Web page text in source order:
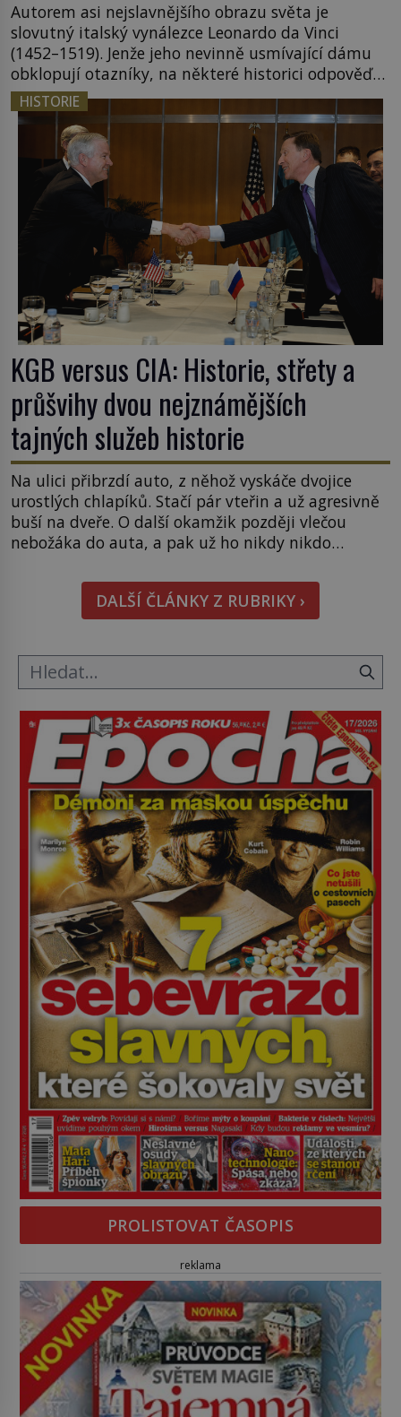
Autorem asi nejslavnějšího obrazu světa je
slovutný italský vynálezce Leonardo da Vinci
(1452–1519). Jenže jeho nevinně usmívající dámu
obklopují otazníky, na některé historici odpověď
objeví, jiné zůstanou nezodpovězené. Kam si ji
pověsil Napoleon? Samotný císař Napoleon
Bonaparte (1769–1821) má pro malbu slabost, a
tak si ji ještě jako první konzul přemístí do své
ložnice v Tuilerisjkém […]
HISTORIE
KGB versus CIA: Historie, střety a
průšvihy dvou nejznámějších
tajných služeb historie
Na ulici přibrzdí auto, z něhož vyskáče dvojice
urostlých chlapíků. Stačí pár vteřin a už agresivně
buší na dveře. O další okamžik později vlečou
nebožáka do auta, a pak už ho nikdy nikdo
Jako sourozenci, kteří si nemohou přijít na jméno.
Neustále se předhání v plánování sabotáží, […]
DALŠÍ ČLÁNKY Z RUBRIKY ›
PROLISTOVAT ČASOPIS
reklama